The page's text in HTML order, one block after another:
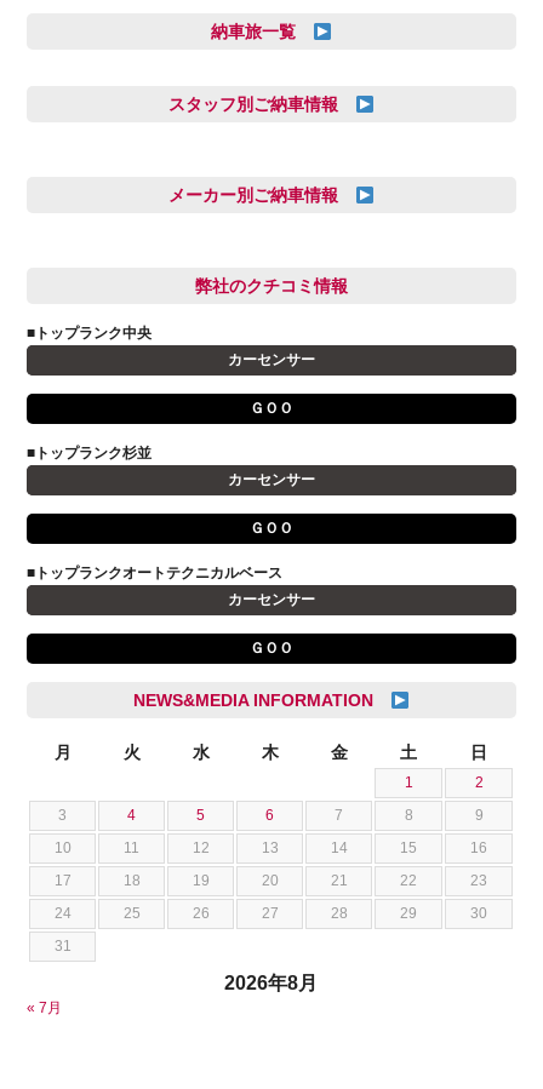
納車旅一覧
スタッフ別ご納車情報
多田 健人
小澤 孝久
小野 利公
山本 大輔
岩井 裕一
横井 直樹
石川 成一郎
荒居 力哉
荻野 雅史
菊池 大誠
藤本 京弥
西川 諒
メーカー別ご納車情報
FIAT
アストンマーティン
アルファロメオ
キャデラック
クライスラー
クライスラージープ
スズキ
ダッジ
テスラ
トヨタ
ニッサン
フェラーリ
フォルクスワーゲン
弊社のクチコミ情報
■トップランク中央
カーセンサー
ＧＯＯ
■トップランク杉並
カーセンサー
ＧＯＯ
■トップランクオートテクニカルベース
カーセンサー
ＧＯＯ
NEWS&MEDIA INFORMATION
2026年8月
月 火 水 木 金 土 日
1
2
3
4 5 6 7 8
9
10
11 12 13 14 15
16
17
18 19 20 21 22
23
24
25 26 27 28 29
30
31
« 7月